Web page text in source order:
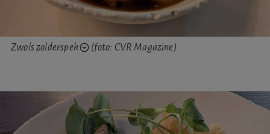
Zwols zolderspek (foto: CVR Magazine)